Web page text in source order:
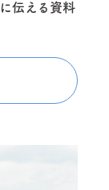
伝える資料